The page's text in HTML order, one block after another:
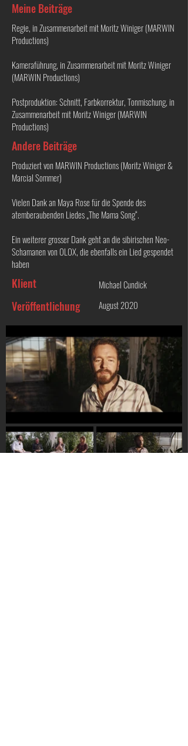
Meine Beiträge
Regie, in Zusammenarbeit mit Moritz Winiger (MARWIN
Productions)
Kameraführung, in Zusammenarbeit mit Moritz Winiger
(MARWIN Productions)
Postproduktion: Schnitt, Farbkorrektur, Tonmischung, in
Zusammenarbeit mit Moritz Winiger (MARWIN
Productions)
Andere Beiträge
Produziert von MARWIN Productions (Moritz Winiger &
Marcial Sommer)
Vielen Dank an Maya Rose für die Spende des
atemberaubenden Liedes „The Mama Song“.
Ein weiterer grosser Dank geht an die sibirischen Neo-
Schamanen von OLOX, die ebenfalls ein Lied gespendet
haben
Klient Michael Cundick
Veröffentlichung August 2020